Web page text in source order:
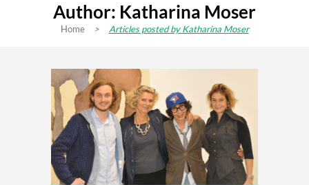
Author: Katharina Moser
Home > Articles posted by Katharina Moser